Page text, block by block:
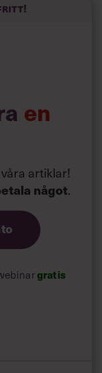
jorden. Hellre
de
som i
en
artiklar!
något.
gratis